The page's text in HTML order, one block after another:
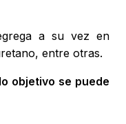
a su vez en
entre otras.
objetivo se puede